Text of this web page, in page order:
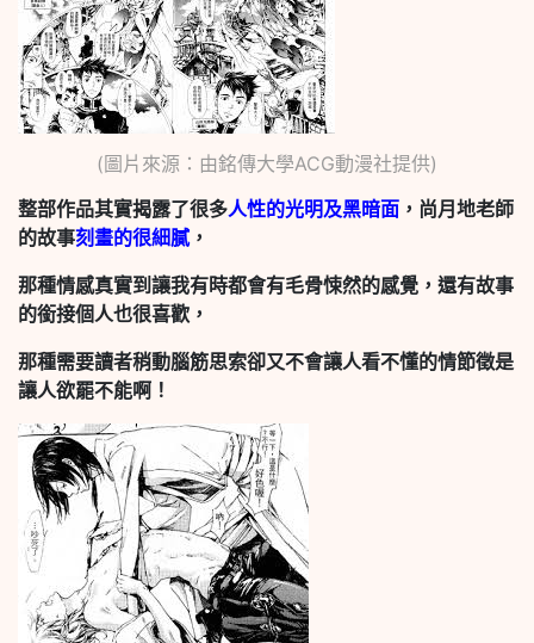
(圖片來源：由銘傳大學ACG動漫社提供)
整部作品其實揭露了很多人性的光明及黑暗面 ，尚月地老師
的故事刻畫的很細膩，
那種情感真實到讓我有時都會有毛骨悚然的感覺，還有故事
的銜接個人也很喜歡，
那種需要讀者稍動腦筋思索卻又不會讓人看不懂的情節徵是
讓人欲罷不能啊！